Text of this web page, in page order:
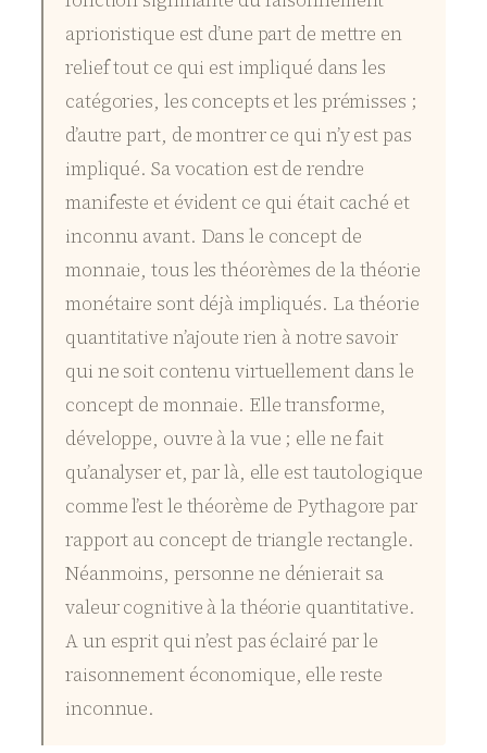
aprioristique est d’une part de mettre en
relief tout ce qui est impliqué dans les
catégories, les concepts et les prémisses ;
d’autre part, de montrer ce qui n’y est pas
impliqué. Sa vocation est de rendre
manifeste et évident ce qui était caché et
inconnu avant. Dans le concept de
monnaie, tous les théorèmes de la théorie
monétaire sont déjà impliqués. La théorie
quantitative n’ajoute rien à notre savoir
qui ne soit contenu virtuellement dans le
concept de monnaie. Elle transforme,
développe, ouvre à la vue ; elle ne fait
qu’analyser et, par là, elle est tautologique
comme l’est le théorème de Pythagore par
rapport au concept de triangle rectangle.
Néanmoins, personne ne dénierait sa
valeur cognitive à la théorie quantitative.
A un esprit qui n’est pas éclairé par le
raisonnement économique, elle reste
inconnue.